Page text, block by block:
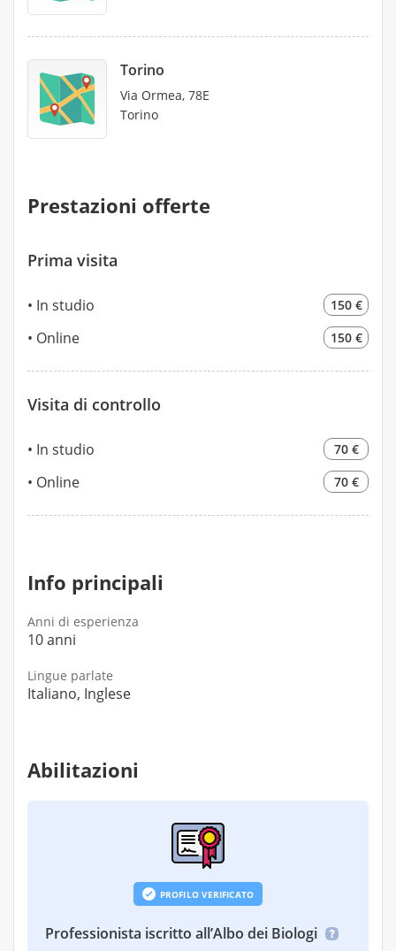
Torino
Via Ormea, 78E
Torino
Prestazioni offerte
Prima visita
In studio 150 €
Online 150 €
Visita di controllo
In studio 70 €
Online 70 €
Info principali
Anni di esperienza
10 anni
Lingue parlate
Italiano, Inglese
Abilitazioni
PROFILO VERIFICATO
Professionista iscritto all’Albo dei Biologi